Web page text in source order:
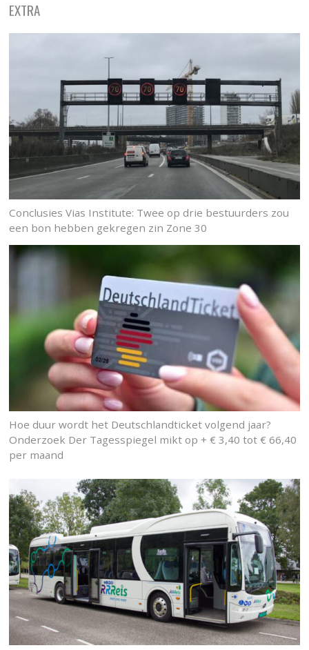
EXTRA
Conclusies Vias Institute: Twee op drie bestuurders zou
een bon hebben gekregen zin Zone 30
Hoe duur wordt het Deutschlandticket volgend jaar?
Onderzoek Der Tagesspiegel mikt op + € 3,40 tot € 66,40
per maand